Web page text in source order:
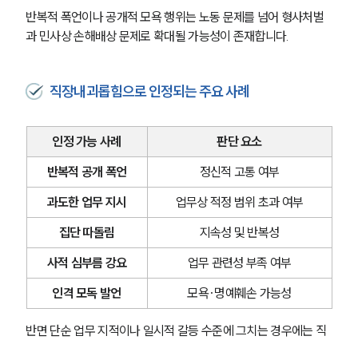
반복적 폭언이나 공개적 모욕 행위는 노동 문제를 넘어 형사처벌
과 민사상 손해배상 문제로 확대될 가능성이 존재합니다.
직장내괴롭힘으로 인정되는 주요 사례
인정 가능 사례
판단 요소
반복적 공개 폭언
정신적 고통 여부
과도한 업무 지시
업무상 적정 범위 초과 여부
집단 따돌림
지속성 및 반복성
사적 심부름 강요
업무 관련성 부족 여부
인격 모독 발언
모욕·명예훼손 가능성
반면 단순 업무 지적이나 일시적 갈등 수준에 그치는 경우에는 직